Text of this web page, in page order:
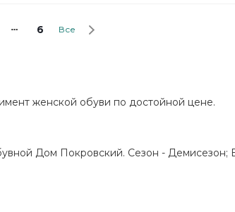
6 Все
женской обуви по достойной цене.
Дом Покровский. Сезон - Демисезон;